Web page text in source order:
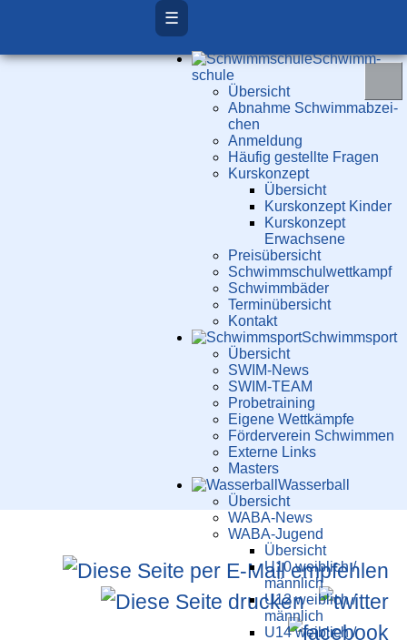
☰
Schwimm­
schule
Übersicht
Ab­nah­me Schwimm­ab­zei­
chen
Anmeldung
Häufig gestellte Fragen
Kurs­konzept
Übersicht
Kurskonzept Kinder
Kurskonzept
Erwachsene
Preis­über­sicht
Schwimm­schul­wett­kampf
Schwimm­bäder
Terminübersicht
Kontakt
Schwimm­sport
Übersicht
SWIM-News
SWIM-TEAM
Probe­training
Eigene Wettkämpfe
Förderverein Schwimmen
Externe Links
Masters
Wasser­ball
Übersicht
WABA-News
WABA-Jugend
Übersicht
U10 weiblich /
männlich
U12 weiblich /
männlich
U14 weiblich /